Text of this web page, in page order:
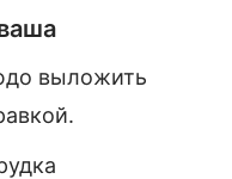
выложить